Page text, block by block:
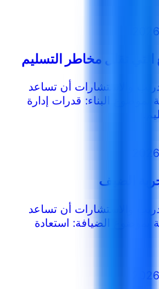
التي تقلل مخاطر التسليم
والاستشارات أن تساعد
بموضوع البناء: قدرات إدارة
الضيف
والاستشارات أن تساعد
بموضوع الضيافة: استعادة